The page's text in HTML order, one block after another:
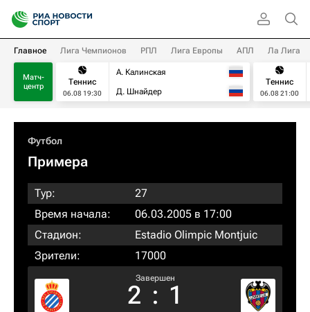
Главное Лига Чемпионов РПЛ Лига Европы АПЛ Ла Лига
Матч-
центр
Теннис
06.08 19:30
А. Калинская
Д. Шнайдер
Теннис
06.08 21:00
Футбол
Примера
Тур:
27
Время начала:
06.03.2005 в 17:00
Стадион:
Estadio Olimpic Montjuic
Зрители:
17000
Завершен
2 : 1